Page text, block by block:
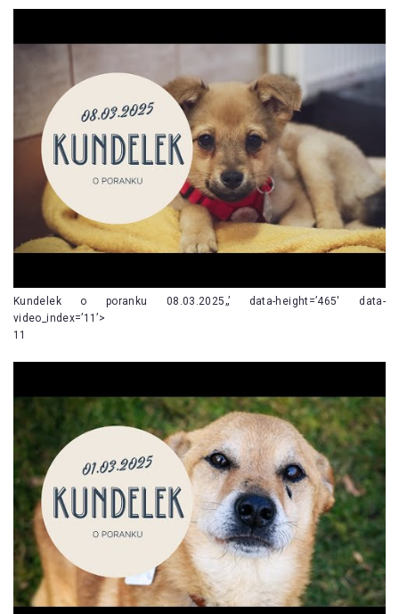
Kundelek o poranku 08.03.2025„’ data-height=’465′ data-
video_index=’11’>
11